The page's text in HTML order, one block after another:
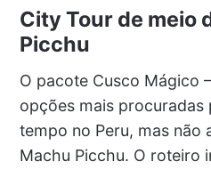
City Tour de meio
Picchu
O pacote Cusco Mágico
opções mais
tempo no Peru, mas não
Machu Picchu. O roteiro